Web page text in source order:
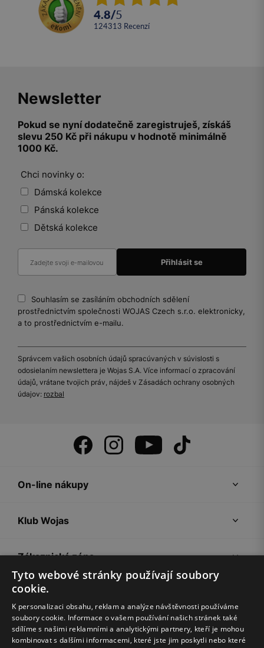
4.8/5
124313 recenzí
Newsletter
Pokud se nyní dodatečně zaregistruješ, získáš
slevu 250 Kč při nákupu v hodnotě minimálně
1000 Kč.
Chci novinky o:
Dámská kolekce
Pánská kolekce
Dětská kolekce
Souhlasím se zasíláním obchodních sdělení
prostřednictvím společnosti WOJAS Czech s.r.o. elektronicky,
a to prostřednictvím e-mailu.
Správcem vašich osobních údajů spracúvaných v súvislosti s
odosielaním newslettera je Wojas S.A. Více informací o zpracování
údajů, vrátane tvojich práv, nájdeš v Zásadách ochrany osobných
údajov: rozbal
On-line nákupy
Klub Wojas
Zákaznická zóna
Společnost Wojas
Rady
Tyto webové stránky používají soubory
cookie.
K personalizaci obsahu, reklam a analýze návštěvnosti používáme
soubory cookie. Informace o vašem používání našich stránek také
sdílíme s našimi reklamními a analytickými partnery, kteří je mohou
kombinovat s dalšími informacemi, které jste jim poskytli nebo které